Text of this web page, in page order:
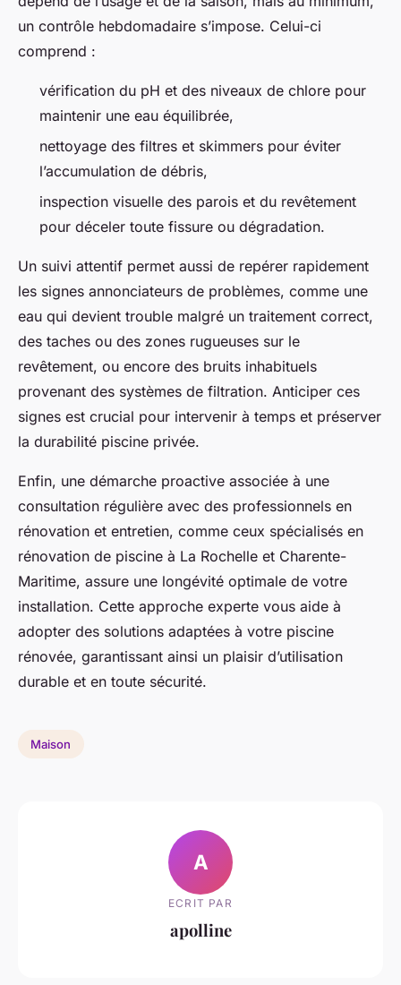
un contrôle hebdomadaire s’impose. Celui-ci
comprend :
vérification du pH et des niveaux de chlore pour
maintenir une eau équilibrée,
nettoyage des filtres et skimmers pour éviter
l’accumulation de débris,
inspection visuelle des parois et du revêtement
pour déceler toute fissure ou dégradation.
Un suivi attentif permet aussi de repérer rapidement
les signes annonciateurs de problèmes, comme une
eau qui devient trouble malgré un traitement correct,
des taches ou des zones rugueuses sur le
revêtement, ou encore des bruits inhabituels
provenant des systèmes de filtration. Anticiper ces
signes est crucial pour intervenir à temps et préserver
la durabilité piscine privée.
Enfin, une démarche proactive associée à une
consultation régulière avec des professionnels en
rénovation et entretien, comme ceux spécialisés en
rénovation de piscine à La Rochelle et Charente-
Maritime, assure une longévité optimale de votre
installation. Cette approche experte vous aide à
adopter des solutions adaptées à votre piscine
rénovée, garantissant ainsi un plaisir d’utilisation
durable et en toute sécurité.
Maison
A
ECRIT PAR
apolline